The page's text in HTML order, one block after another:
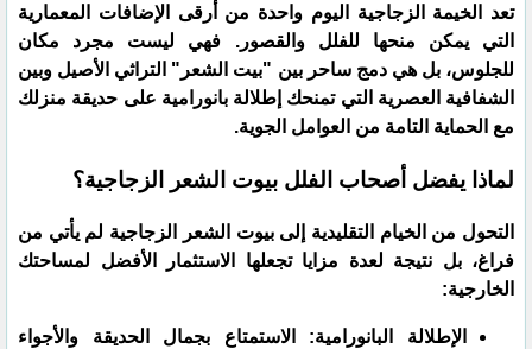
​تعد الخيمة الزجاجية اليوم واحدة من أرقى الإضافات المعمارية
التي يمكن منحها للفلل والقصور. فهي ليست مجرد مكان
للجلوس، بل هي دمج ساحر بين "بيت الشعر" التراثي الأصيل وبين
الشفافية العصرية التي تمنحك إطلالة بانورامية على حديقة منزلك
مع الحماية التامة من العوامل الجوية.
​لماذا يفضل أصحاب الفلل بيوت الشعر الزجاجية؟
​التحول من الخيام التقليدية إلى بيوت الشعر الزجاجية لم يأتي من
فراغ، بل نتيجة لعدة مزايا تجعلها الاستثمار الأفضل لمساحتك
الخارجية:
​الإطلالة البانورامية: الاستمتاع بجمال الحديقة والأجواء